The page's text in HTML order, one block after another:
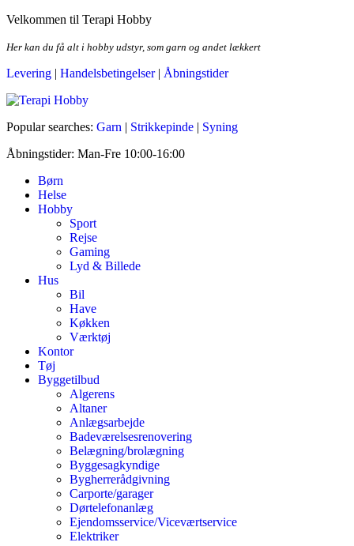
Skip
the
Velkommen til Terapi Hobby
Her kan du få alt i hobby udstyr, som garn og andet lækkert
Levering | Handelsbetingelser| Åbningstider
Terapi Hobby
Popular searches: Garn | Strikkepinde | Syning
Åbningstider: Man-Fre 10:00-16:00
Børn
Helse
Hobby
Sport
Rejse
Gaming
Lyd & Billede
Hus
Bil
Have
Køkken
Værktøj
Kontor
Tøj
Byggetilbud
Algerens
Altaner
Anlægsarbejde
Badeværelsesrenovering
Belægning/brolægning
Byggesagkyndige
Bygherrerådgivning
Carporte/garager
Dørtelefonanlæg
Ejendomsservice/Viceværtservice
Elektriker